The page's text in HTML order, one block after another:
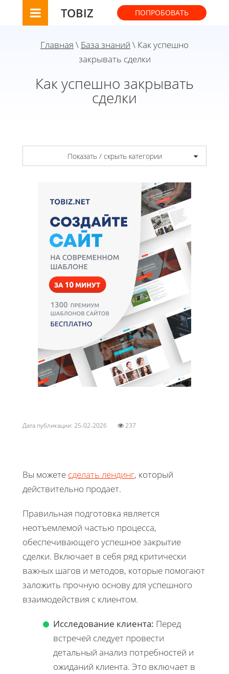
TOBIZ ПОПРОБОВАТЬ
Главная \ База знаний \ Как успешно
закрывать сделки
Как успешно закрывать
сделки
Показать / скрыть категории
Дата публикации: 25-02-2026 237
Вы можете сделать лендинг, который
действительно продает.
Правильная подготовка является
неотъемлемой частью процесса,
обеспечивающего успешное закрытие
сделки. Включает в себя ряд критически
важных шагов и методов, которые помогают
заложить прочную основу для успешного
взаимодействия с клиентом.
Исследование клиента: Перед
встречей следует провести
детальный анализ потребностей и
ожиданий клиента. Это включает в